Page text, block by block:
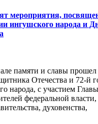
мероприятия,
ингушского народа и
памяти и славы прошел
Отечества и 72-й
народа, с участием Главы
федеральной власти,
духовенства,